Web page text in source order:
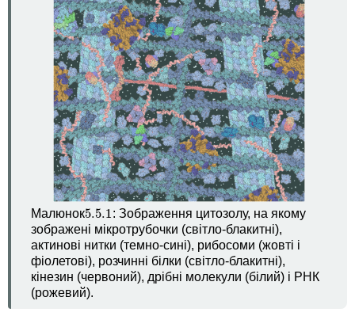
Малюнок5.5.1
5.5.1: Зображення цитозолу, на якому
зображені мікротрубочки (світло-блакитні),
актинові нитки (темно-сині), рибосоми (жовті і
фіолетові), розчинні білки (світло-блакитні),
кінезин (червоний), дрібні молекули (білий) і РНК
(рожевий).